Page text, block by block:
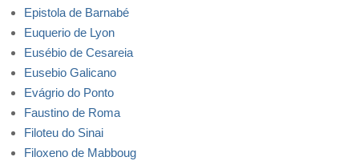
Epistola de Barnabé
Euquerio de Lyon
Eusébio de Cesareia
Eusebio Galicano
Evágrio do Ponto
Faustino de Roma
Filoteu do Sinai
Filoxeno de Mabboug